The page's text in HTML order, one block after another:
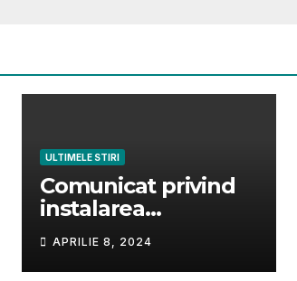
ULTIMELE STIRI
Comunicat privind
instalarea
sistemelor de
supraveghere video
APRILIE 8, 2024